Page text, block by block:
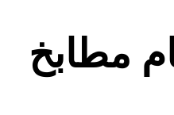
مطابخ